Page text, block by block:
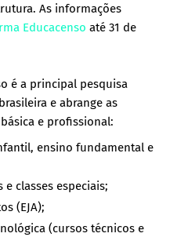
As informações
Educacenso até 31 de
é a principal pesquisa
e abrange as
e profissional:
ensino fundamental e
e classes especiais;
(EJA);
(cursos técnicos e